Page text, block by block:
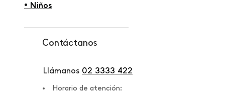
• Niños
Contáctanos
Llámanos 02 3333 422
Horario de atención: